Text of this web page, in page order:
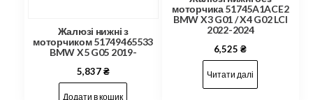
Жалюзі нижні з
моторчиком 51749465533
BMW X5 G05 2019-
5,837₴
Додати в кошик
моторчика 51745A1ACE2
BMW X3 G01 / X4 G02 LCI
2022-2024
6,525₴
Читати далі